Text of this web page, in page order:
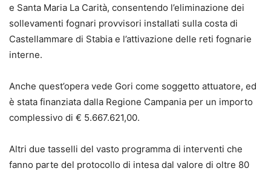
e Santa Maria La Carità, consentendo l’eliminazione dei
sollevamenti fognari provvisori installati sulla costa di
Castellammare di Stabia e l’attivazione delle reti fognarie
interne.
Anche quest’opera vede Gori come soggetto attuatore, ed
è stata finanziata dalla Regione Campania per un importo
complessivo di € 5.667.621,00.
Altri due tasselli del vasto programma di interventi che
fanno parte del protocollo di intesa dal valore di oltre 80